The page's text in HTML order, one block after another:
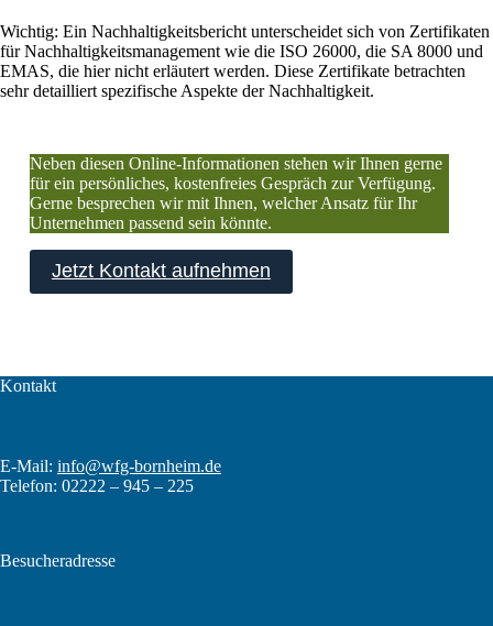
Wichtig: Ein Nachhaltigkeitsbericht unterscheidet sich von Zertifikaten
für Nachhaltigkeitsmanagement wie die ISO 26000, die SA 8000 und
EMAS, die hier nicht erläutert werden. Diese Zertifikate betrachten
sehr detailliert spezifische Aspekte der Nachhaltigkeit.
Neben diesen Online-Informationen stehen wir Ihnen gerne
für ein persönliches, kostenfreies Gespräch zur Verfügung.
Gerne besprechen wir mit Ihnen, welcher Ansatz für Ihr
Unternehmen passend sein könnte.
Jetzt Kontakt aufnehmen
Kontakt
E-Mail: info@wfg-bornheim.de
Telefon: 02222 – 945 – 225
Besucheradresse